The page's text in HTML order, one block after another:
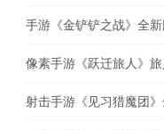
射击手游《见习猎魔团